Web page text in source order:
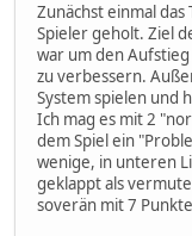
Zunächst einmal
Spieler geholt. Ziel
war um den
zu verbessern.
System spielen und
Ich mag es mit 2
dem Spiel ein
wenige, in unteren
geklappt als
soverän mit 7